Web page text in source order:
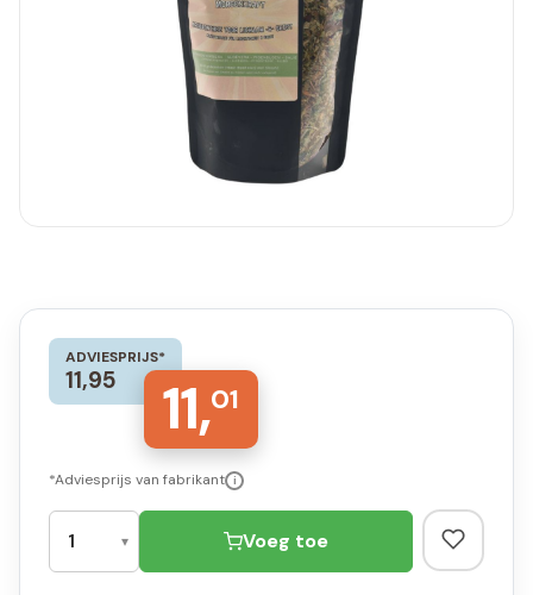
ADVIESPRIJS*
11,95 11,01
*Adviesprijs van fabrikant i
Voeg toe